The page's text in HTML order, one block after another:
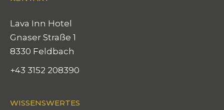
Lava Inn Hotel
Gnaser Straße 1
8330 Feldbach
+43 3152 208390
WISSENSWERTES